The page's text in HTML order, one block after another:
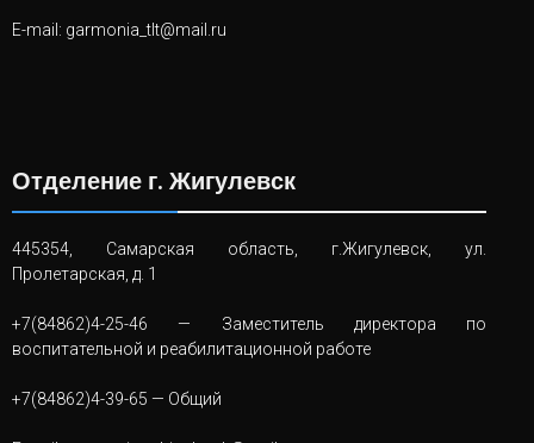
E-mail: garmonia_tlt@mail.ru
Отделение г. Жигулевск
445354, Самарская область, г.Жигулевск, ул.
Пролетарская, д. 1
+7(84862)4-25-46 — Заместитель директора по
воспитательной и реабилитационной работе
+7(84862)4-39-65 — Общий